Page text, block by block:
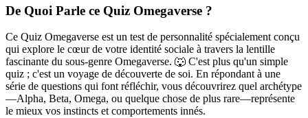
De Quoi Parle ce Quiz Omegaverse ?
Ce Quiz Omegaverse est un test de personnalité spécialement conçu
qui explore le cœur de votre identité sociale à travers la lentille
fascinante du sous-genre Omegaverse. 🐺 C'est plus qu'un simple
quiz ; c'est un voyage de découverte de soi. En répondant à une
série de questions qui font réfléchir, vous découvrirez quel archétype
—Alpha, Beta, Omega, ou quelque chose de plus rare—représente
le mieux vos instincts et comportements innés.